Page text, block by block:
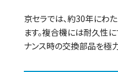
京セラでは、約30年にわ
ます。複合機には耐久性
ナンス時の交換部品を極